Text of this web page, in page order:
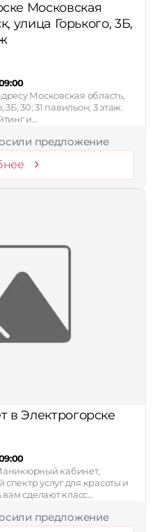
Московская
улица Горького, 3Б,
Московская область,
30; 31 павильон; 3 этаж.
и…
предложение
Электрогорске
кабинет,
услуг для красоты и
сделают класс…
предложение